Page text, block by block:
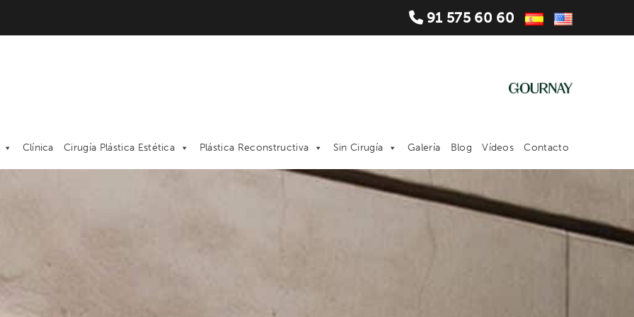
91 575 60 60
Clínica Cirugía Plástica Estética Plástica Reconstructiva Sin Cirugía Galería Blog Vídeos Contacto